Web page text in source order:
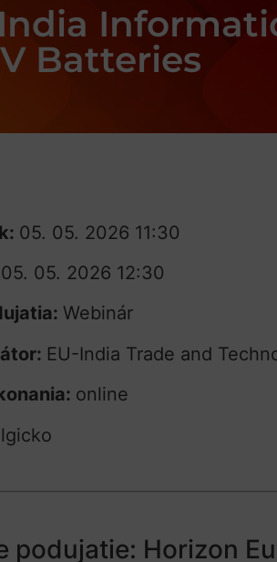
Batteries
05. 05. 2026 11:30
05. 05. 2026 12:30
Webinár
EU-India Trade and
online
podujatie: Horizon